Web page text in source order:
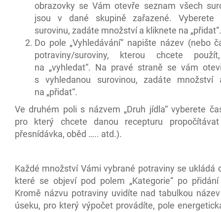
obrazovky se Vám otevře seznam všech
jsou v dané skupině zařazené. Vyberete
surovinu, zadáte množství a kliknete na „přidat“.
Do pole „Vyhledávání“ napište název (nebo
potraviny/suroviny, kterou chcete
na „vyhledat“. Na pravé straně se vám
s vyhledanou surovinou, zadáte množství
na „přidat“.
Ve druhém poli s názvem „Druh jídla“ vyberete
pro který chcete danou recepturu propočítávat
přesnídávka, oběd ….. atd.).
Každé množství Vámi vybrané potraviny se ukládá
které se objeví pod polem „Kategorie“ po
Kromě názvu potraviny uvidíte nad tabulkou
úseku, pro který výpočet provádíte, pole